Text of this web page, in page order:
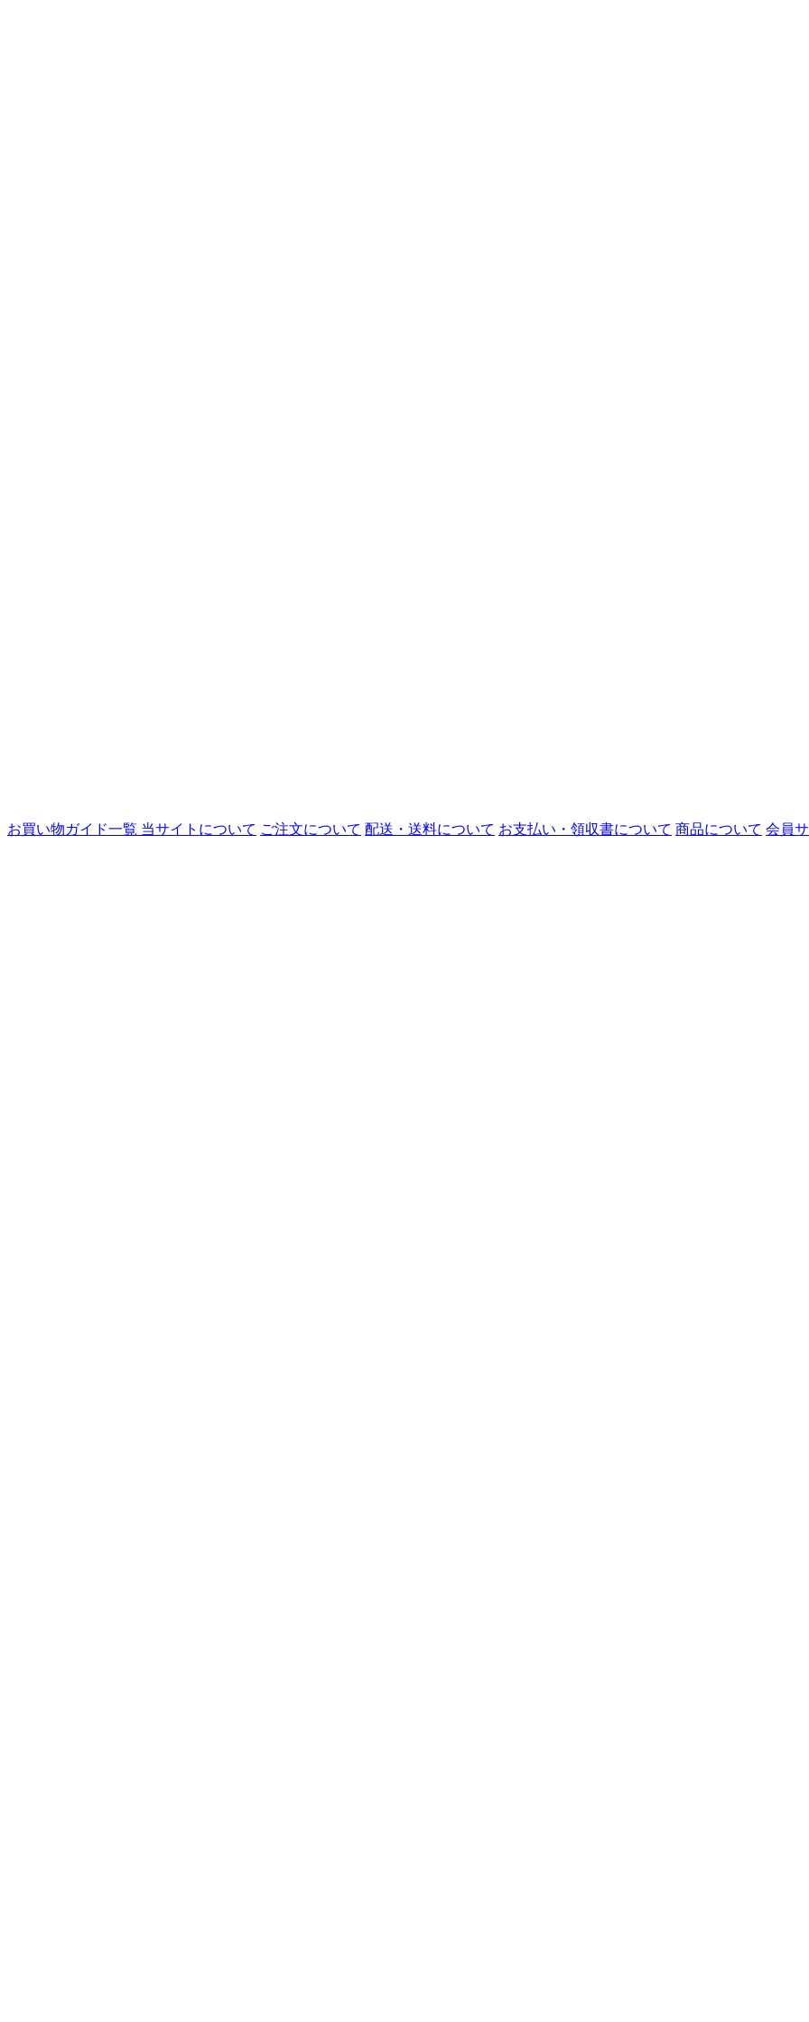
お買い物ガイド一覧 当サイトについて ご注文について 配送・送料について お支払い・領収書について 商品について 会員